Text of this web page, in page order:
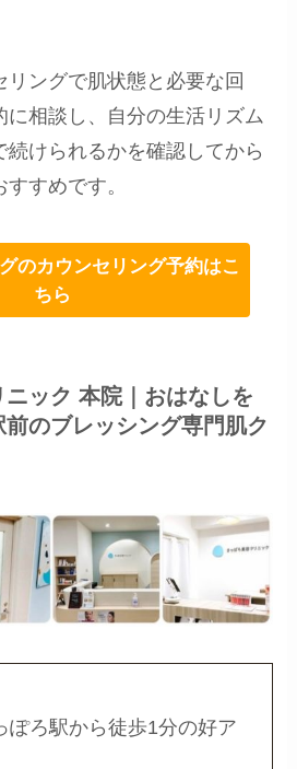
リングで肌状態と必要な回
に相談し、自分の生活リズム
続けられるかを確認してから
すめです。
のカウンセリング予約はこ
ちら
ック 本院｜おはなしを
のブレッシング専門肌ク
ぽろ駅から徒歩1分の好ア